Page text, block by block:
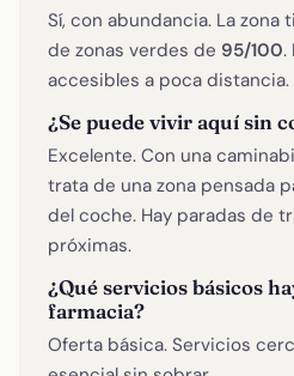
Sí, con abundancia. La zona
de zonas verdes de 95/100.
accesibles a poca distancia.
¿Se puede vivir aquí sin
Excelente. Con una
trata de una zona pensada
del coche. Hay paradas de
próximas.
¿Qué servicios básicos
farmacia?
Oferta básica. Servicios